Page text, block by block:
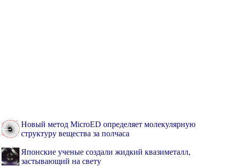
Новый метод MicroED определяет молекулярную
структуру вещества за полчаса
Японские ученые создали жидкий квазиметалл,
застывающий на свету